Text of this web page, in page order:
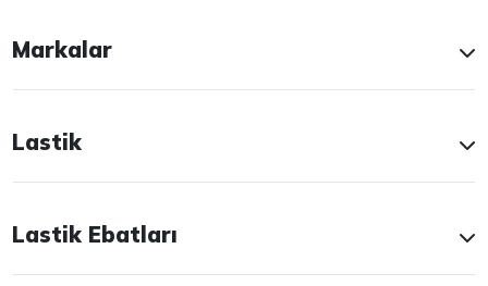
Markalar
Lastik
Lastik Ebatları